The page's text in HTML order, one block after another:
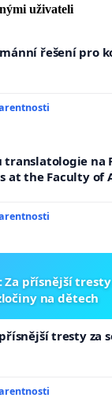
uživateli
řešení pro
na
at the Faculty of
Za přísnější
na dětech
tresty za